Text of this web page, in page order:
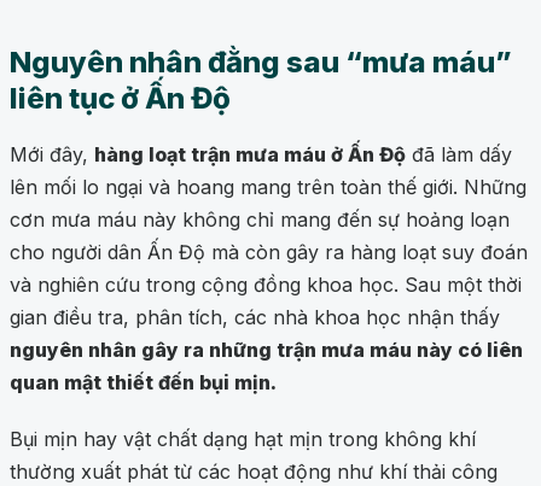
Nguyên nhân đằng sau “mưa máu”
liên tục ở Ấn Độ
Mới đây, hàng loạt trận mưa máu ở Ấn Độ đã làm dấy
lên mối lo ngại và hoang mang trên toàn thế giới. Những
cơn mưa máu này không chỉ mang đến sự hoảng loạn
cho người dân Ấn Độ mà còn gây ra hàng loạt suy đoán
và nghiên cứu trong cộng đồng khoa học. Sau một thời
gian điều tra, phân tích, các nhà khoa học nhận thấy
nguyên nhân gây ra những trận mưa máu này có liên
quan mật thiết đến bụi mịn.
Bụi mịn hay vật chất dạng hạt mịn trong không khí
thường xuất phát từ các hoạt động như khí thải công